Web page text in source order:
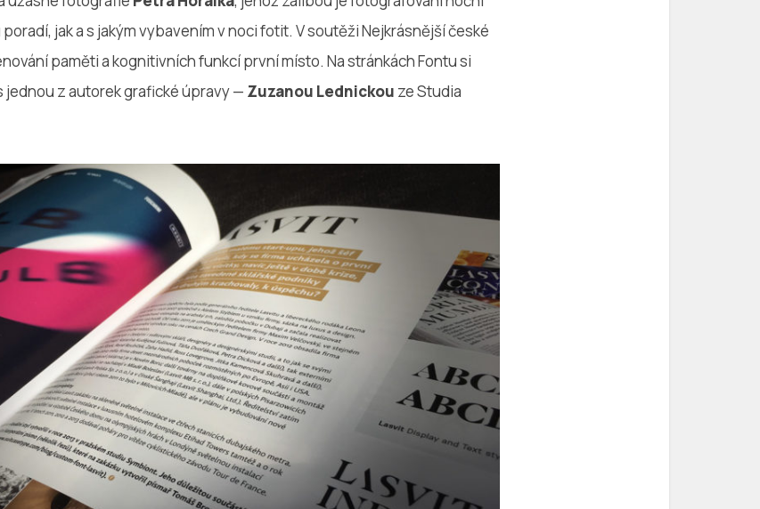
jak a s jakým vybavením v noci fotit. V soutěži Nejkrásnější české
paměti a kognitivních funkcí první místo. Na stránkách Fontu si
z autorek grafické úpravy — Zuzanou Lednickou ze Studia